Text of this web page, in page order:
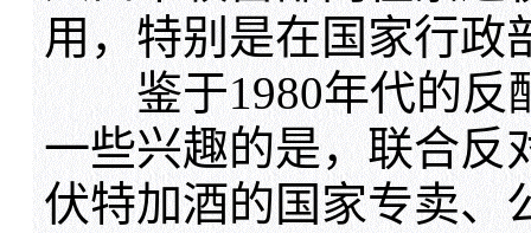
用，特别是在国家行政
鉴于1980年代的反
一些兴趣的是，联合反
伏特加酒的国家专卖、